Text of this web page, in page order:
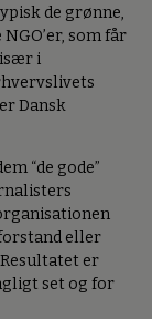
de grønne,
som får
i
Dansk
“de gode”
eller
er
set og for